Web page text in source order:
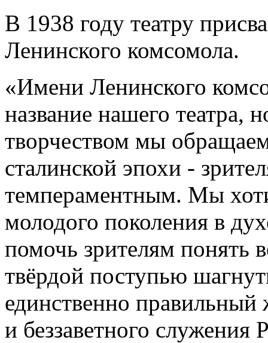
В 1938 году театру
Ленинского комсомола.
«Имени Ленинского
название нашего театра,
творчеством мы
сталинской эпохи -
темпераментным. Мы
молодого поколения в
помочь зрителям понять
твёрдой поступью
единственно
и беззаветного служения